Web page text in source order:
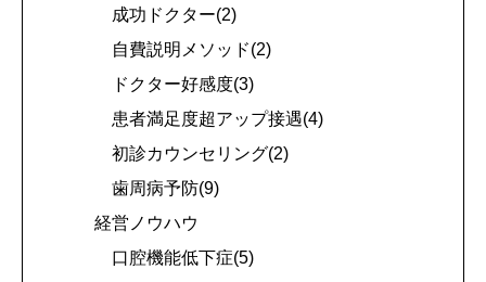
成功ドクター(2)
自費説明メソッド(2)
ドクター好感度(3)
患者満足度超アップ接遇(4)
初診カウンセリング(2)
歯周病予防(9)
経営ノウハウ
口腔機能低下症(5)